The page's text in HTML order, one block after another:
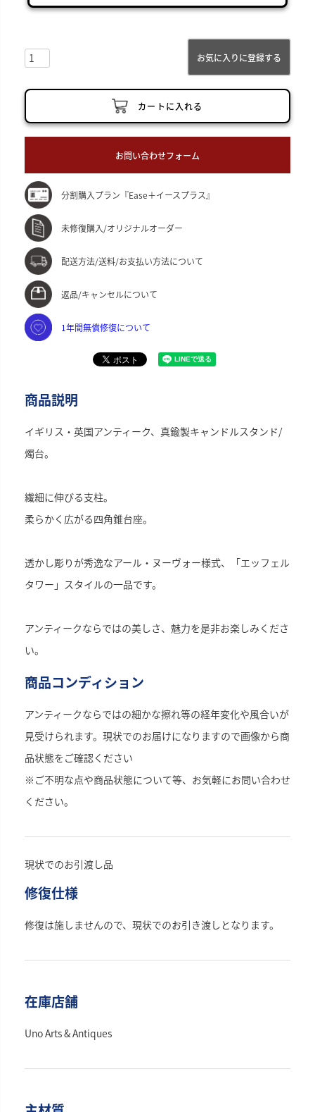
お気に入りに登録する
カートに入れる
お問い合わせフォーム
分割購入プラン『Ease＋イースプラス』
未修復購入/オリジナルオーダー
配送方法/送料/お支払い方法について
返品/キャンセルについて
1年間無償修復について
商品説明
イギリス・英国アンティーク、真鍮製キャンドルスタンド/
燭台。
繊細に伸びる支柱。
柔らかく広がる四角錐台座。
透かし彫りが秀逸なアール・ヌーヴォー様式、「エッフェル
タワー」スタイルの一品です。
アンティークならではの美しさ、魅力を是非お楽しみくださ
い。
商品コンディション
アンティークならではの細かな擦れ等の経年変化や風合いが
見受けられます。現状でのお届けになりますので画像から商
品状態をご確認ください
※ご不明な点や商品状態について等、お気軽にお問い合わせ
ください。
現状でのお引渡し品
修復仕様
修復は施しませんので、現状でのお引き渡しとなります。
在庫店舗
Uno Arts & Antiques